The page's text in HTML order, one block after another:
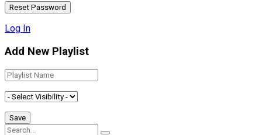
Log In
Add New Playlist